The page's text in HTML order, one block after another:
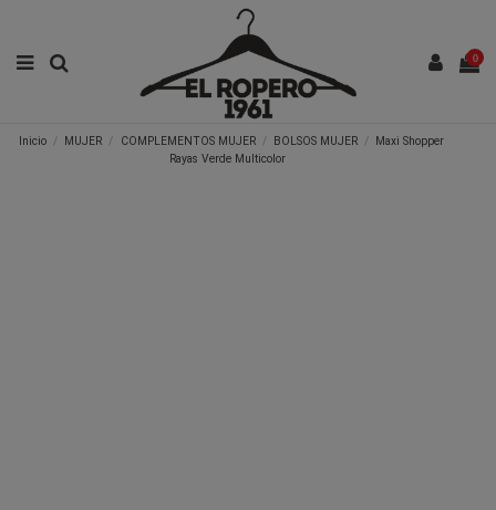
0
Inicio MUJER COMPLEMENTOS MUJER BOLSOS MUJER
Maxi Shopper
Rayas Verde Multicolor